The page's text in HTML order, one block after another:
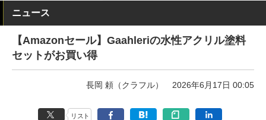
ニュース
【Amazonセール】Gaahleriの水性アクリル塗料
セットがお買い得
長岡 頼（クラフル） 2026年6月17日 00:05
リスト